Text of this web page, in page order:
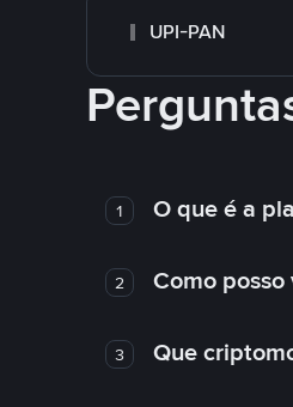
UPI-PAN
1 O que é a
2 Como
3 Que